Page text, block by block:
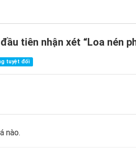
tiên nhận xét “Loa nén
tuyệt đối
nào.